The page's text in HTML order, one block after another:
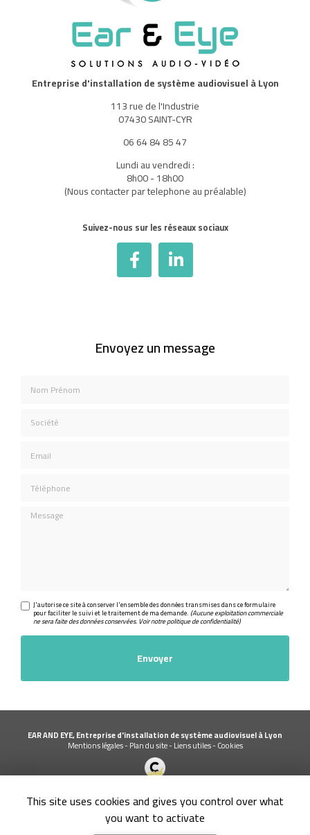
Entreprise d'installation de système audiovisuel à Lyon
113 rue de l'Industrie
07430 SAINT-CYR
06 64 84 85 47
Lundi au vendredi :
8h00 - 18h00
(Nous contacter par telephone au préalable)
Suivez-nous sur les réseaux sociaux
Envoyez un message
Message
J'autorise ce site à conserver l'ensemble des données transmises dans ce formulaire
pour faciliter le suivi et le traitement de ma demande. (Aucune exploitation commerciale
ne sera faite des données conservées. Voir notrepolitique de confidentialité)
EAR AND EYE, Entreprise d'installation de système audiovisuel à Lyon
Mentions légales-Plan du site-Liens utiles-Cookies
Demande de Devis
This site uses cookies and gives you control over what
you want to activate